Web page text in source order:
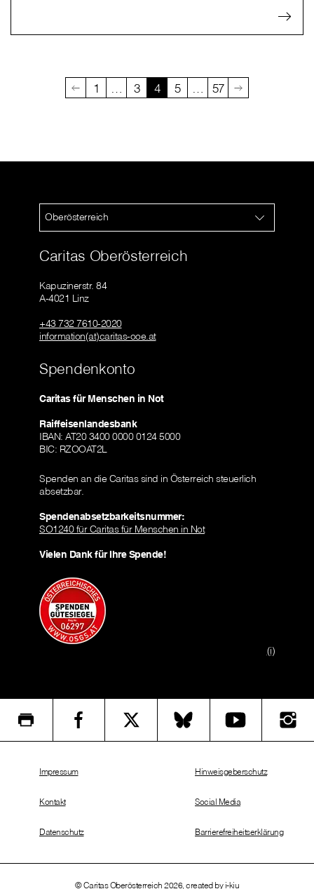
1 3 4 5 57
Oberösterreich
Caritas Oberösterreich
Kapuzinerstr. 84
A-4021 Linz
+43 732 7610-2020
information(at)caritas-ooe.at
Spendenkonto
Caritas für Menschen in Not
Raiffeisenlandesbank
IBAN: AT20 3400 0000 0124 5000
BIC: RZOOAT2L
Spenden an die Caritas sind in Österreich steuerlich
absetzbar.
Spendenabsetzbarkeitsnummer:
SO1240 für Caritas für Menschen in Not
Vielen Dank für Ihre Spende!
(i)
© Caritas Oberösterreich 2026, created by i-kiu
Impressum
Kontakt
Datenschutz
Hinweisgeberschutz
Social Media
Barrierefreiheitserklärung